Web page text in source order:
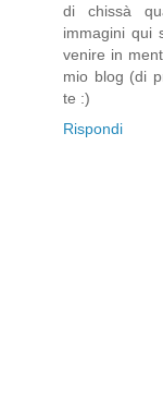
di chissà
immagini qui
venire in
mio blog (di
te :)
Rispondi